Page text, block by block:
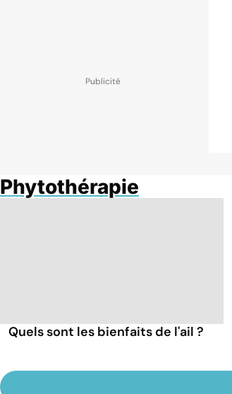
Phytothérapie
Quels sont les bienfaits de l'ail ?